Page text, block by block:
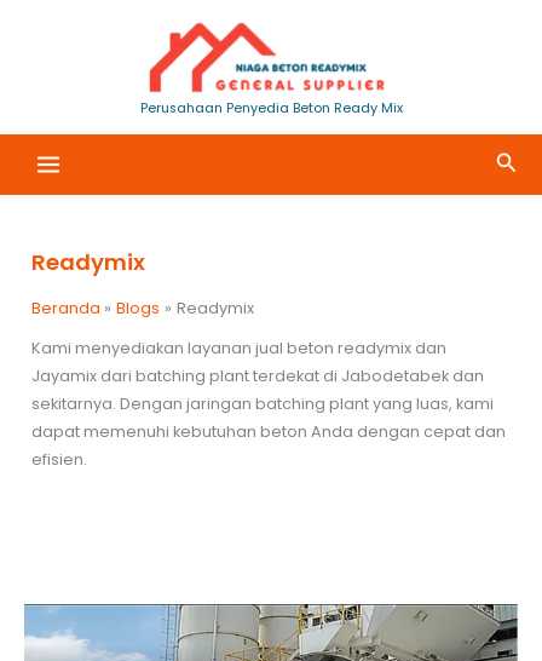
Perusahaan Penyedia Beton Ready Mix
Cari
Readymix
Beranda Blogs
Readymix
Kami menyediakan layanan jual beton readymix dan
Jayamix dari batching plant terdekat di Jabodetabek dan
sekitarnya. Dengan jaringan batching plant yang luas, kami
dapat memenuhi kebutuhan beton Anda dengan cepat dan
efisien.